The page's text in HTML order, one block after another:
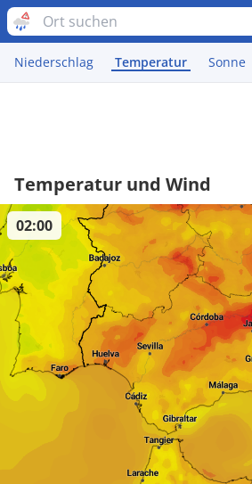
Niederschlag Temperatur Sonne
Temperatur und Wind
02:00